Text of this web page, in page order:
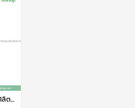
กระบอกขวดน้ำใสฝาหูหิ้วสี 1ลิตร PET910H Eskimo